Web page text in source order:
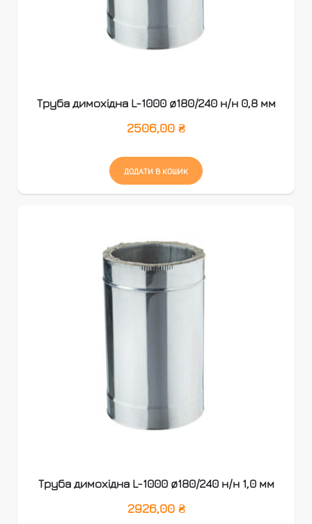
Труба димохідна L-1000 ø180/240 н/н 0,8 мм
2506,00 ₴
ДОДАТИ В КОШИК
Труба димохідна L-1000 ø180/240 н/н 1,0 мм
2926,00 ₴